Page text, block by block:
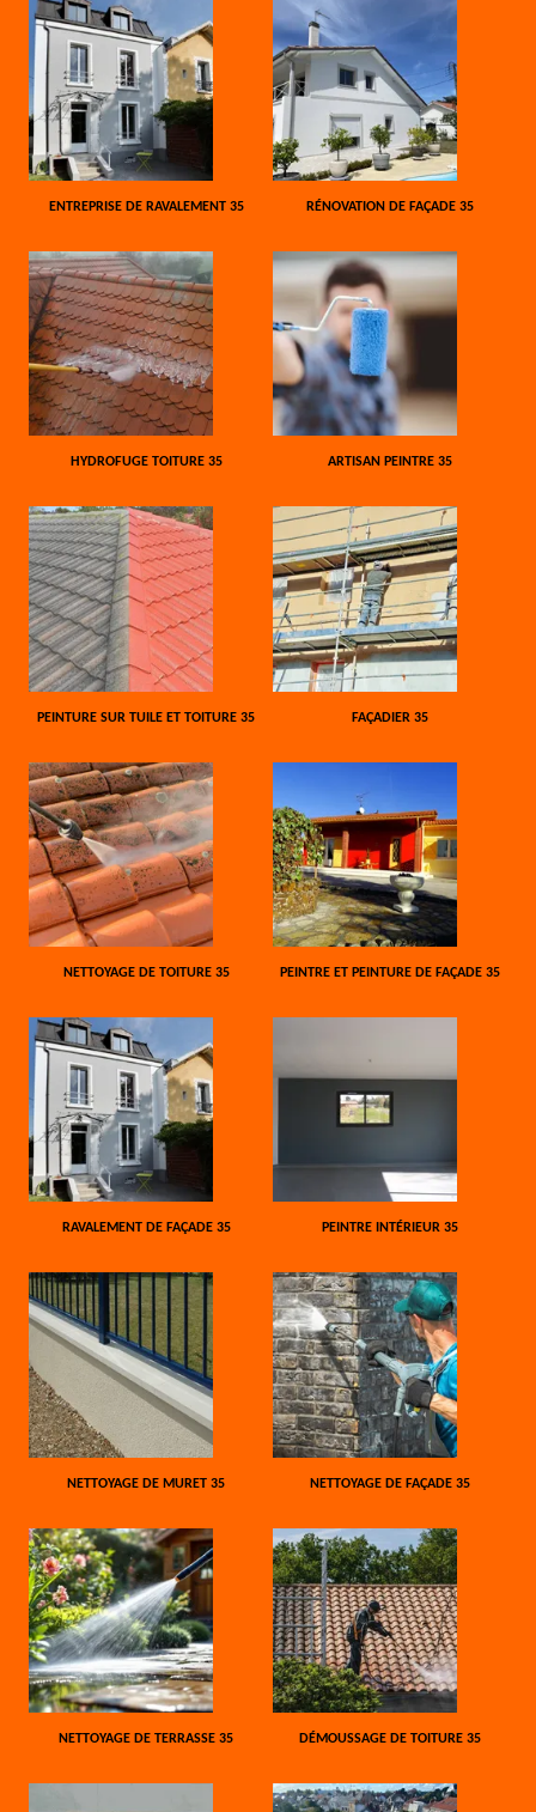
ENTREPRISE DE RAVALEMENT 35 RÉNOVATION DE FAÇADE 35
HYDROFUGE TOITURE 35 ARTISAN PEINTRE 35
PEINTURE SUR TUILE ET TOITURE 35 FAÇADIER 35
NETTOYAGE DE TOITURE 35 PEINTRE ET PEINTURE DE FAÇADE 35
RAVALEMENT DE FAÇADE 35 PEINTRE INTÉRIEUR 35
NETTOYAGE DE MURET 35 NETTOYAGE DE FAÇADE 35
NETTOYAGE DE TERRASSE 35 DÉMOUSSAGE DE TOITURE 35